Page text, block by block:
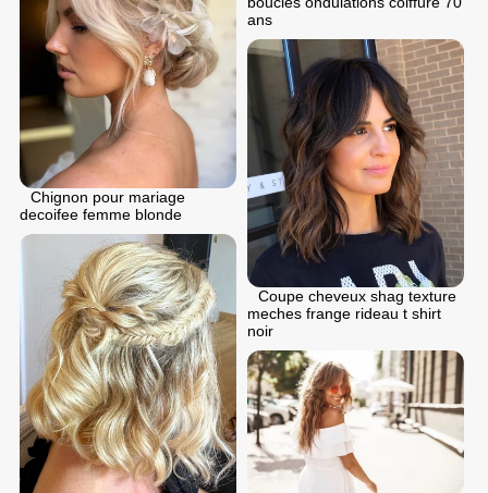
ans
Chignon pour mariage
decoifee femme blonde
Coupe cheveux shag texture
meches frange rideau t shirt
noir